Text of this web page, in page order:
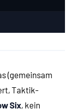
(gemeinsam
Taktik-
Six, kein